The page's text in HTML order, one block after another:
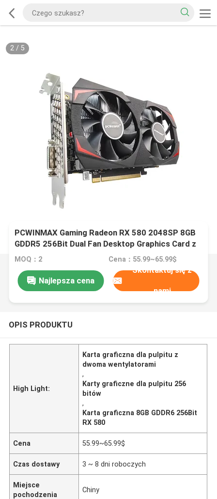
2/ 5
PCWINMAX Gaming Radeon RX 580 2048SP 8GB
GDDR5 256Bit Dual Fan Desktop Graphics Card z
HD DVI DP Port
MOQ：2 Cena：55.99~65.99$
Najlepsza cena
Skontaktuj się z
nami
OPIS PRODUKTU
High Light:
Karta graficzna dla pulpitu z
dwoma wentylatorami
,
Karty graficzne dla pulpitu 256
bitów
,
Karta graficzna 8GB GDDR6 256Bit
RX 580
Cena 55.99~65.99$
Czas dostawy 3 ~ 8 dni roboczych
Miejsce
pochodzenia
Chiny